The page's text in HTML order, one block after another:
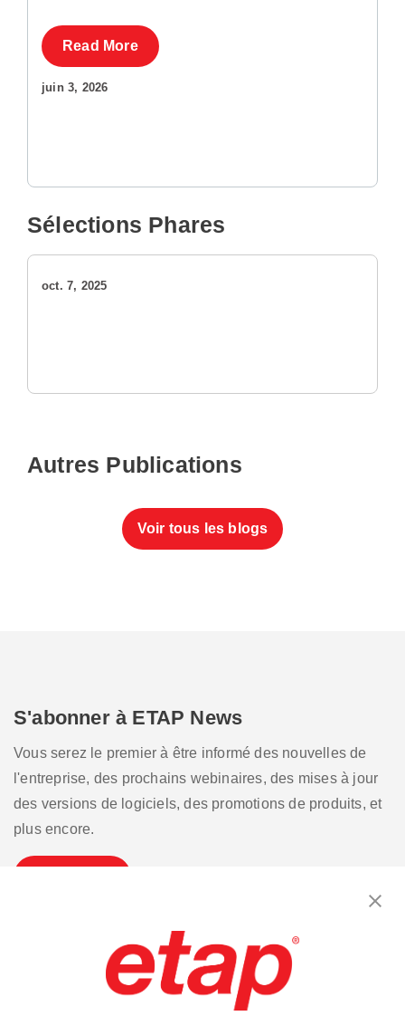
Read More
juin 3, 2026
Sélections Phares
oct. 7, 2025
Autres Publications
Voir tous les blogs
S'abonner à ETAP News
Vous serez le premier à être informé des nouvelles de
l'entreprise, des prochains webinaires, des mises à jour
des versions de logiciels, des promotions de produits, et
plus encore.
Contactez-nous. | Conditions d'utilisation
Politique de confidentialité | Plan du site